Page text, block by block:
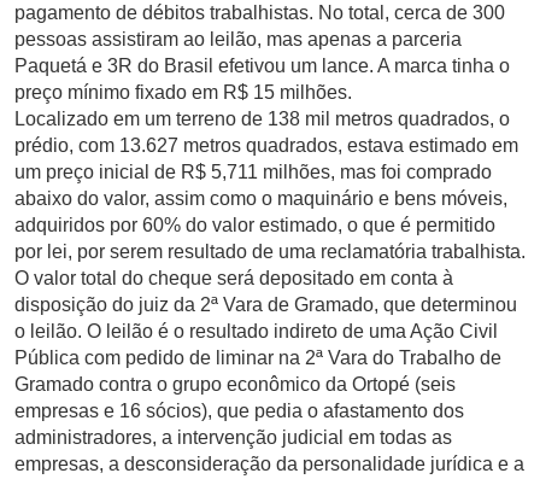
pagamento de débitos trabalhistas. No total, cerca de 300
pessoas assistiram ao leilão, mas apenas a parceria
Paquetá e 3R do Brasil efetivou um lance. A marca tinha o
preço mínimo fixado em R$ 15 milhões.
Localizado em um terreno de 138 mil metros quadrados, o
prédio, com 13.627 metros quadrados, estava estimado em
um preço inicial de R$ 5,711 milhões, mas foi comprado
abaixo do valor, assim como o maquinário e bens móveis,
adquiridos por 60% do valor estimado, o que é permitido
por lei, por serem resultado de uma reclamatória trabalhista.
O valor total do cheque será depositado em conta à
disposição do juiz da 2ª Vara de Gramado, que determinou
o leilão. O leilão é o resultado indireto de uma Ação Civil
Pública com pedido de liminar na 2ª Vara do Trabalho de
Gramado contra o grupo econômico da Ortopé (seis
empresas e 16 sócios), que pedia o afastamento dos
administradores, a intervenção judicial em todas as
empresas, a desconsideração da personalidade jurídica e a